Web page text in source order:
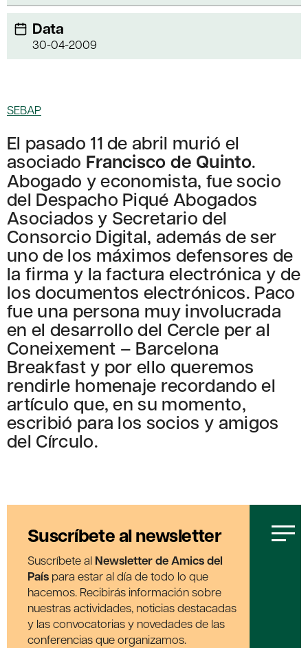
Data
30-04-2009
SEBAP
El pasado 11 de abril murió el
asociado Francisco de Quinto.
Abogado y economista, fue socio
del Despacho Piqué Abogados
Asociados y Secretario del
Consorcio Digital, además de ser
uno de los máximos defensores de
la firma y la factura electrónica y de
los documentos electrónicos. Paco
fue una persona muy involucrada
en el desarrollo del Cercle per al
Coneixement – Barcelona
Breakfast y por ello queremos
rendirle homenaje recordando el
artículo que, en su momento,
escribió para los socios y amigos
del Círculo.
Suscríbete al newsletter
Suscríbete al Newsletter de Amics del
País para estar al día de todo lo que
hacemos. Recibirás información sobre
nuestras actividades, noticias destacadas
y las convocatorias y novedades de las
conferencias que organizamos.